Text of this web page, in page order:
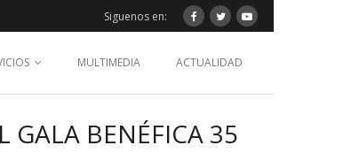
Siguenos en:
MULTIMEDIA ACTUALIDAD
GALA BENÉFICA 35